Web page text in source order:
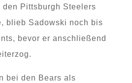
den Pittsburgh Steelers
blieb Sadowski noch bis
bevor er anschließend
bei den Bears als